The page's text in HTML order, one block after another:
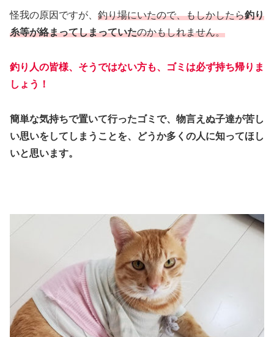
怪我の原因ですが、 釣り場にいたので、もしかしたら釣り
糸等が絡まってしまっていたのかもしれません。
釣り人の皆様、そうではない方も、ゴミは必ず持ち帰りま
しょう！
簡単な気持ちで置いて行ったゴミで、物言えぬ子達が苦し
い思いをしてしまうことを、どうか多くの人に知ってほし
いと思います。